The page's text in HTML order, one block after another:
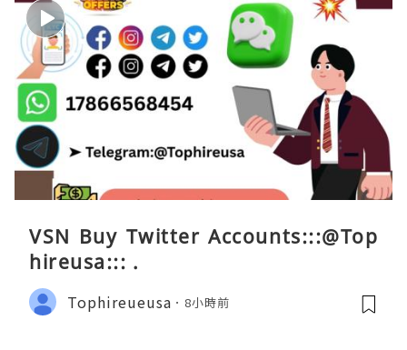
VSN Buy Twitter Accounts:::@Top
hireusa::: .
Tophireueusa 8小時前